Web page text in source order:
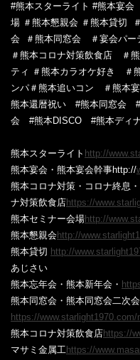
#熊本スターライト #熊本宴会
場 ＃熊本懇親会 ＃熊本貸切
会
＃熊本同窓会 ＃宴会パー
＃熊本コロナ対策飲食店
＃
ティ ＃熊本カラオケ好き ＃
ンパ ＃熊本追いコン ＃熊本
熊本還暦祝い
#熊本同窓会
会
#熊本DISCO #熊本ディ
熊本スターライト ‎http://
熊本宴会・熊本宴会幹事‎http://
熊本コロナ対策・コロナ終息
ナ対策飲食店https://
熊本セミナー会場http://
熊本懇親会http://
熊本貸切 http://
あじさい
熊本忘年会 ‎・ 熊本新年会・
熊本同窓会・熊本同窓会二次会
https://www.starlight1970.com/
熊本コロナ対策飲食店https://
マサミ金属工https://